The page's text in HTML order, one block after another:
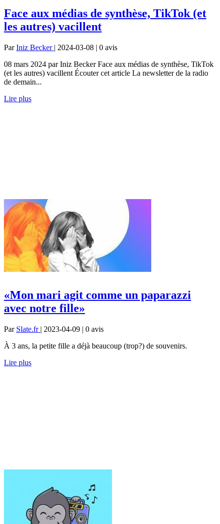
Face aux médias de synthèse, TikTok (et
les autres) vacillent
ParIniz Becker | 2024-03-08 | 0 avis
08 mars 2024 par Iniz Becker Face aux médias de synthèse, TikTok
(et les autres) vacillent Écouter cet article La newsletter de la radio
de demain...
Lire plus
«Mon mari agit comme un paparazzi
avec notre fille»
Par Slate.fr | 2023-04-09 | 0 avis
À 3 ans, la petite fille a déjà beaucoup (trop?) de souvenirs.
Lire plus